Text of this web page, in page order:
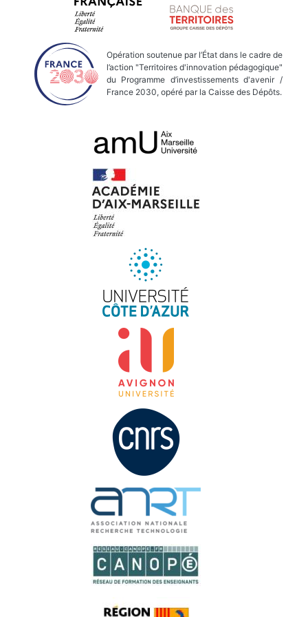
Opération soutenue par l’État dans le cadre de
l’action "Territoires d'innovation pédagogique"
du Programme d’investissements d'avenir /
France 2030, opéré par la Caisse des Dépôts.